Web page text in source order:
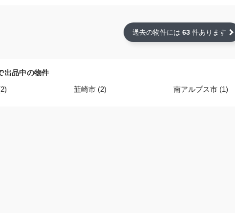
過去の物件には 63 件あります
出品中の物件
韮崎市 (2) 南アルプス市 (1)